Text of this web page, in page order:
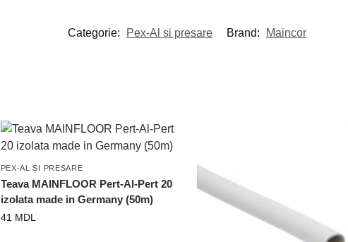
Categorie: Pex-Al și presare Brand: Maincor
PEX-AL ȘI PRESARE
Teava MAINFLOOR Pert-Al-Pert 20
izolata made in Germany (50m)
41 MDL